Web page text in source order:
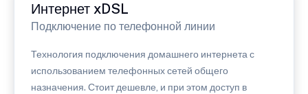
Интернет xDSL
Подключение по телефонной линии
Технология подключения домашнего интернета с
использованием телефонных сетей общего
назначения. Стоит дешевле, и при этом доступ в